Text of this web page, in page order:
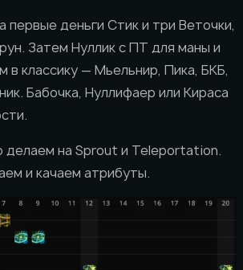
первые деньги Стик и три Веточки,
Затем Нуллик с ПТ для маны и
в классику — Мьельнир, Пика, БКБ,
Бабочка, Нуллифаер или Кираса
делаем на Sprout и Teleportation.
и качаем атрибуты.